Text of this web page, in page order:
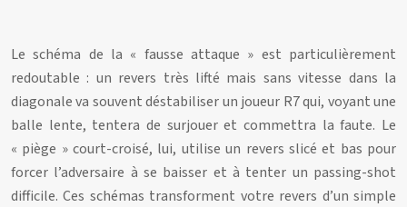
Le schéma de la « fausse attaque » est particulièrement
redoutable : un revers très lifté mais sans vitesse dans la
diagonale va souvent déstabiliser un joueur R7 qui, voyant une
balle lente, tentera de surjouer et commettra la faute. Le
« piège » court-croisé, lui, utilise un revers slicé et bas pour
forcer l’adversaire à se baisser et à tenter un passing-shot
difficile. Ces schémas transforment votre revers d’un simple